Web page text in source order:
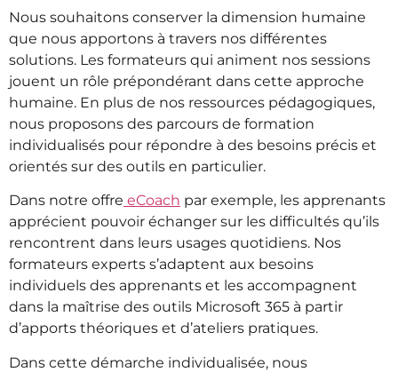
Nous souhaitons conserver la dimension humaine
que nous apportons à travers nos différentes
solutions. Les formateurs qui animent nos sessions
jouent un rôle prépondérant dans cette approche
humaine. En plus de nos ressources pédagogiques,
nous proposons des parcours de formation
individualisés pour répondre à des besoins précis et
orientés sur des outils en particulier.
Dans notre offre eCoach par exemple, les apprenants
apprécient pouvoir échanger sur les difficultés qu’ils
rencontrent dans leurs usages quotidiens. Nos
formateurs experts s’adaptent aux besoins
individuels des apprenants et les accompagnent
dans la maîtrise des outils Microsoft 365 à partir
d’apports théoriques et d’ateliers pratiques.
Dans cette démarche individualisée, nous